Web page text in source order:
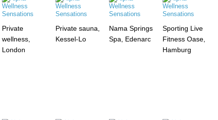
Private
wellness,
London
Private sauna,
Kessel-Lo
Nama Springs
Spa, Edenarc
Sporting Live
Fitness Oase,
Hamburg